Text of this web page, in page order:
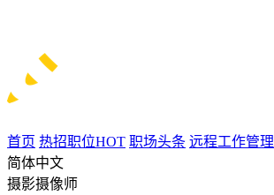
首页 热招职位HOT 职场头条 远程工作管理
简体中文
摄影摄像师